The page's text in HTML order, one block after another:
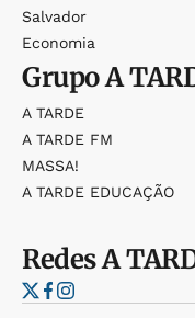
Salvador
Economia
GrupoA
A TARDE
A TARDE FM
MASSA!
A TARDE EDUCAÇÃO
RedesA